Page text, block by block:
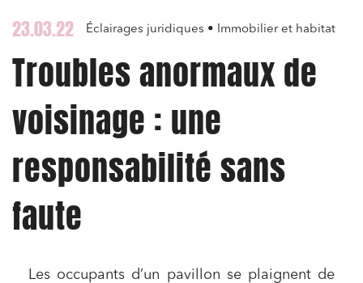
23.03.22 Éclairages juridiques • Immobilier et habitat
Troubles anormaux de
voisinage : une
responsabilité sans
faute
Les occupants d’un pavillon se plaignent de